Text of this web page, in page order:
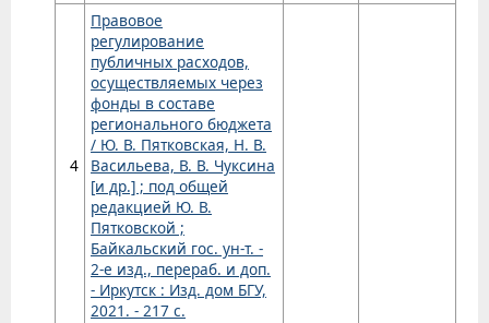
4
Правовое
регулирование
публичных расходов,
осуществляемых через
фонды в составе
регионального бюджета
/ Ю. В. Пятковская, Н. В.
Васильева, В. В. Чуксина
[и др.] ; под общей
редакцией Ю. В.
Пятковской ;
Байкальский гос. ун-т. -
2-е изд., перераб. и доп.
- Иркутск : Изд. дом БГУ,
2021. - 217 с.